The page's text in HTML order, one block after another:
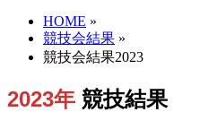
HOME »
競技会結果 »
競技会結果2023
2023年 競技結果